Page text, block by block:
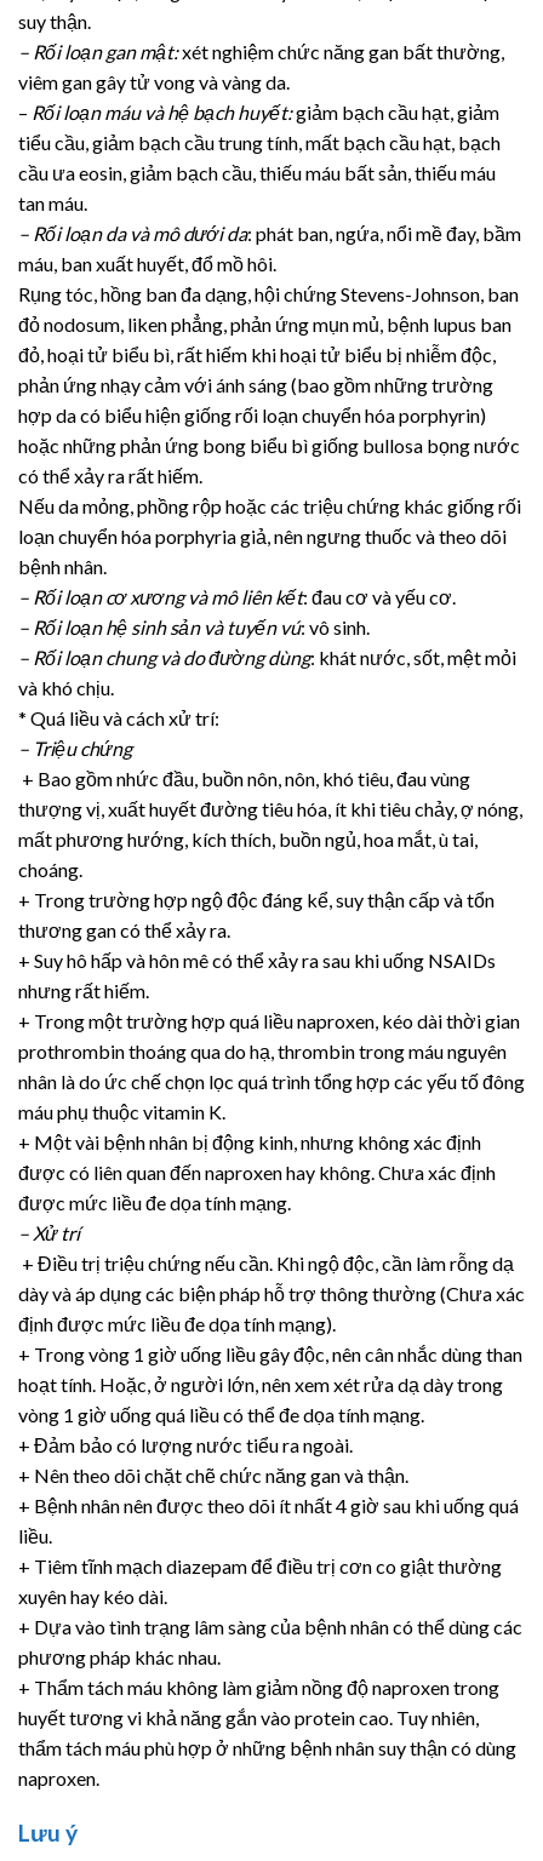
suy thận.
– Rối loạn gan mật:xét nghiệm chức năng gan bất thường,
viêm gan gây tử vong và vàng da.
– Rối loạn máu và hệ bạch huyết:giảm bạch cầu hạt, giảm
tiểu cầu, giảm bạch cầu trung tính, mất bạch cầu hạt, bạch
cầu ưa eosin, giảm bạch cầu, thiếu máu bất sản, thiếu máu
tan máu.
– Rối loạn da và mô dưới da: phát ban, ngứa, nổi mề đay, bầm
máu, ban xuất huyết, đổ mồ hôi.
Rụng tóc, hồng ban đa dạng, hội chứng Stevens-Johnson, ban
đỏ nodosum, liken phẳng, phản ứng mụn mủ, bệnh lupus ban
đỏ, hoại tử biểu bì, rất hiếm khi hoại tử biểu bị nhiễm độc,
phản ứng nhạy cảm với ánh sáng (bao gồm những trường
hợp da có biểu hiện giống rối loạn chuyển hóa porphyrin)
hoặc những phản ứng bong biểu bì giống bullosa bọng nước
có thể xảy ra rất hiếm.
Nếu da mỏng, phồng rộp hoặc các triệu chứng khác giống rối
loạn chuyển hóa porphyria giả, nên ngưng thuốc và theo dõi
bệnh nhân.
– Rối loạn cơ xương và mô liên kết: đau cơ và yếu cơ.
– Rối loạn hệ sinh sản và tuyến vú: vô sinh.
– Rối loạn chung và do đường dùng: khát nước, sốt, mệt mỏi
và khó chịu.
* Quá liều và cách xử trí:
– Triệu chứng
+ Bao gồm nhức đầu, buồn nôn, nôn, khó tiêu, đau vùng
thượng vị, xuất huyết đường tiêu hóa, ít khi tiêu chảy, ợ nóng,
mất phương hướng, kích thích, buồn ngủ, hoa mắt, ù tai,
choáng.
+ Trong trường hợp ngộ độc đáng kể, suy thận cấp và tổn
thương gan có thể xảy ra.
+ Suy hô hấp và hôn mê có thể xảy ra sau khi uống NSAIDs
nhưng rất hiếm.
+ Trong một trường hợp quá liều naproxen, kéo dài thời gian
prothrombin thoáng qua do hạ, thrombin trong máu nguyên
nhân là do ức chế chọn lọc quá trình tổng hợp các yếu tố đông
máu phụ thuộc vitamin K.
+ Một vài bệnh nhân bị động kinh, nhưng không xác định
được có liên quan đến naproxen hay không. Chưa xác định
được mức liều đe dọa tính mạng.
– Xử trí
+ Điều trị triệu chứng nếu cần. Khi ngộ độc, cần làm rỗng dạ
dày và áp dụng các biện pháp hỗ trợ thông thường (Chưa xác
định được mức liều đe dọa tính mạng).
+ Trong vòng 1 giờ uống liều gây độc, nên cân nhắc dùng than
hoạt tính. Hoặc, ở người lớn, nên xem xét rửa dạ dày trong
vòng 1 giờ uống quá liều có thể đe dọa tính mạng.
+ Đảm bảo có lượng nước tiểu ra ngoài.
+ Nên theo dõi chặt chẽ chức năng gan và thận.
+ Bệnh nhân nên được theo dõi ít nhất 4 giờ sau khi uống quá
liều.
+ Tiêm tĩnh mạch diazepam để điều trị cơn co giật thường
xuyên hay kéo dài.
+ Dựa vào tình trạng lâm sàng của bệnh nhân có thể dùng các
phương pháp khác nhau.
+ Thẩm tách máu không làm giảm nồng độ naproxen trong
huyết tương vi khả năng gắn vào protein cao. Tuy nhiên,
thẩm tách máu phù hợp ở những bệnh nhân suy thận có dùng
naproxen.
Lưu ý